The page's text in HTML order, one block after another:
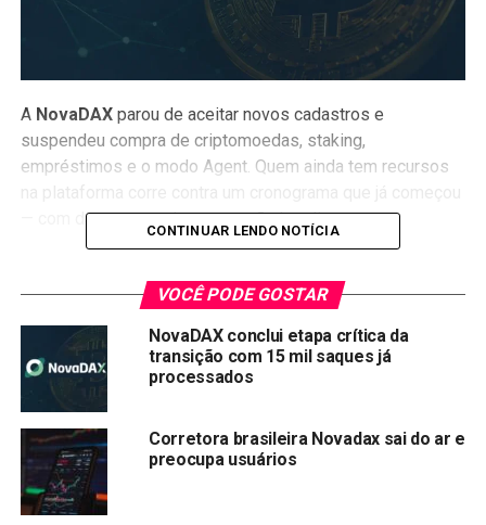
A NovaDAXparou de aceitar novos cadastros e
suspendeu compra de criptomoedas, staking,
empréstimos e o modo Agent. Quem ainda tem recursos
— com datas que exigem atenção imediata.
atividades no Brasilcomo uma “avaliação estratégica do
significa.
Os prazos que você precisa
conhecer agora
12 de junho
criptoativos. Depois disso, a plataforma entra em modo de
CONTINUAR LENDO NOTÍCIA
VOCÊ PODE GOSTAR
NovaDAX conclui etapa crítica da
transição com 15 mil saques já
processados
Corretora brasileira Novadax sai do ar e
preocupa usuários